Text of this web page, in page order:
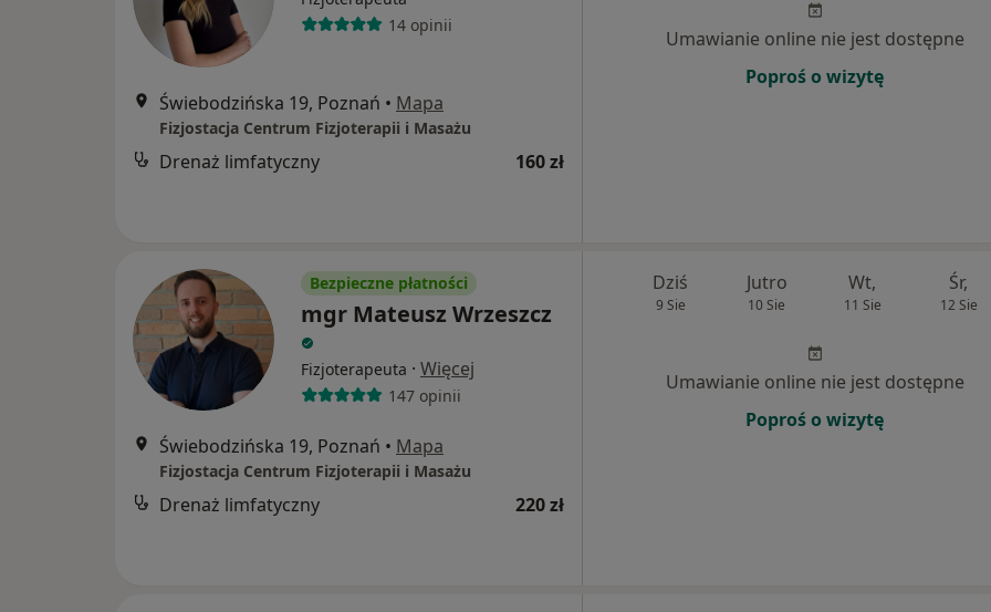
14 opinii
Świebodzińska 19, Poznań • Mapa
Fizjostacja Centrum Fizjoterapii i Masażu
Drenaż limfatyczny 160 zł
Umawianie online nie jest dostępne
Poproś o wizytę
Bezpieczne płatności
mgr Mateusz Wrzeszcz
Fizjoterapeuta · Więcej
147 opinii
Świebodzińska 19, Poznań • Mapa
Fizjostacja Centrum Fizjoterapii i Masażu
Drenaż limfatyczny 220 zł
Dziś
9 Sie
Jutro
10 Sie
Wt,
11 Sie
Śr,
12 Sie
Umawianie online nie jest dostępne
Poproś o wizytę